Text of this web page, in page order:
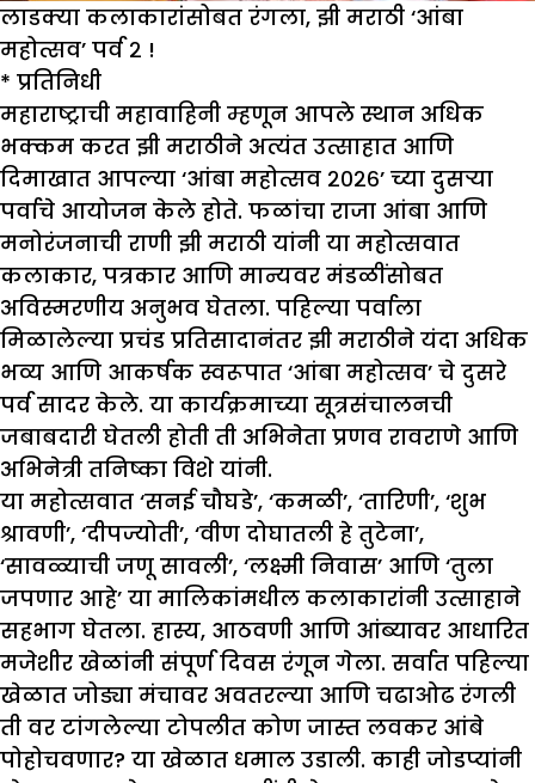
लाडक्या कलाकारांसोबत रंगला, झी मराठी ‘आंबा
महोत्सव’ पर्व २ !
* प्रतिनिधी
महाराष्ट्राची महावाहिनी म्हणून आपले स्थान अधिक
भक्कम करत झी मराठीने अत्यंत उत्साहात आणि
दिमाखात आपल्या ‘आंबा महोत्सव २०२६’ च्या दुसऱ्या
पर्वाचे आयोजन केले होते. फळांचा राजा आंबा आणि
मनोरंजनाची राणी झी मराठी यांनी या महोत्सवात
कलाकार, पत्रकार आणि मान्यवर मंडळींसोबत
अविस्मरणीय अनुभव घेतला. पहिल्या पर्वाला
मिळालेल्या प्रचंड प्रतिसादानंतर झी मराठीने यंदा अधिक
भव्य आणि आकर्षक स्वरूपात ‘आंबा महोत्सव’ चे दुसरे
पर्व सादर केले. या कार्यक्रमाच्या सूत्रसंचालनची
जबाबदारी घेतली होती ती अभिनेता प्रणव रावराणे आणि
अभिनेत्री तनिष्का विशे यांनी.
या महोत्सवात ‘सनई चौघडे’, ‘कमळी’, ‘तारिणी’, ‘शुभ
श्रावणी’, ‘दीपज्योती’, ‘वीण दोघातली हे तुटेना’,
‘सावळ्याची जणू सावली’, ‘लक्ष्मी निवास’ आणि ‘तुला
जपणार आहे’ या मालिकांमधील कलाकारांनी उत्साहाने
सहभाग घेतला. हास्य, आठवणी आणि आंब्यावर आधारित
मजेशीर खेळांनी संपूर्ण दिवस रंगून गेला. सर्वात पहिल्या
खेळात जोड्या मंचावर अवतरल्या आणि चढाओढ रंगली
ती वर टांगलेल्या टोपलीत कोण जास्त लवकर आंबे
पोहोचवणार? या खेळात धमाल उडाली. काही जोडप्यांनी